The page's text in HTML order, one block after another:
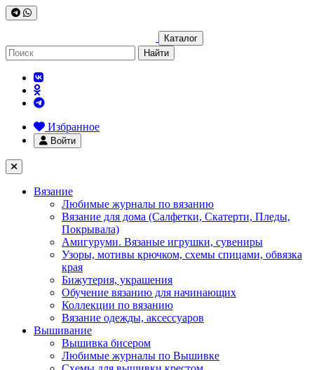
Каталог
Найти
Избранное
Войти
Вязание
Любимые журналы по вязанию
Вязание для дома (Салфетки, Скатерти, Пледы,
Покрывала)
Амигуруми. Вязаные игрушки, сувениры
Узоры, мотивы крючком, схемы спицами, обвязка
края
Бижутерия, украшения
Обучение вязанию для начинающих
Коллекции по вязанию
Вязание одежды, аксессуаров
Вышивание
Вышивка бисером
Любимые журналы по Вышивке